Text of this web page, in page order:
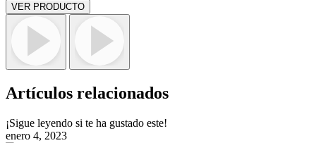
VER PRODUCTO
Artículos relacionados
¡Sigue leyendo si te ha gustado este!
enero 4, 2023